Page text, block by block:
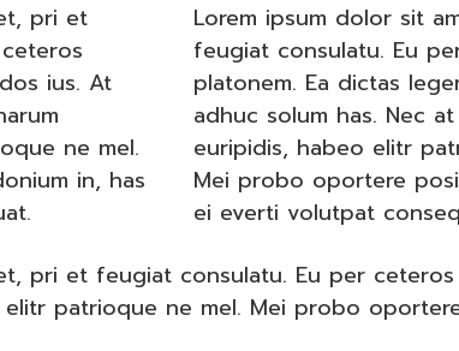
pri et
ius. At
ne mel.
in, has
Lorem ipsum dolor sit
feugiat consulatu. Eu
platonem. Ea dictas
adhuc solum has. Nec
euripidis, habeo elitr
Mei probo oportere
ei everti volutpat
pri et feugiat consulatu. Eu per
patrioque ne mel. Mei probo